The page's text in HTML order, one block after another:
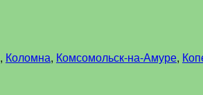
, Коломна, Комсомольск-на-Амуре,